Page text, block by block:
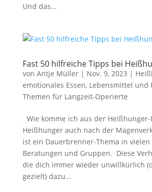
Und das...
Fast 50 hilfreiche Tipps bei
von Antje Müller| Nov. 9, 2023 |
emotionales Essen, Lebensmittel und
Themen für Langzeit-Operierte
Wie komme ich aus der Heißhunger-
Heißhunger auch nach der
ist ein Dauerbrenner-Thema in
Beratungen und Gruppen. Diese
die dich immer wieder unwillkürlich
gezielt) dazu...